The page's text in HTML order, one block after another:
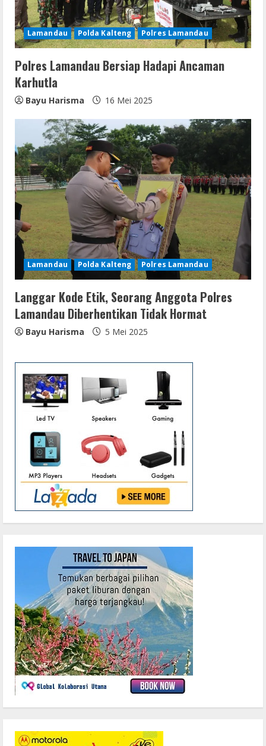
Lamandau Polda Kalteng Polres Lamandau
Polres Lamandau Bersiap Hadapi Ancaman
Karhutla
Bayu Harisma 16 Mei 2025
Lamandau Polda Kalteng Polres Lamandau
Langgar Kode Etik, Seorang Anggota Polres
Lamandau Diberhentikan Tidak Hormat
Bayu Harisma 5 Mei 2025